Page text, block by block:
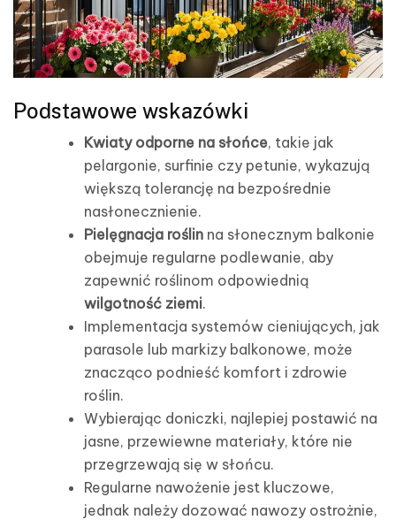
Podstawowe wskazówki
Kwiaty odporne na słońce, takie jak
pelargonie, surfinie czy petunie, wykazują
większą tolerancję na bezpośrednie
nasłonecznienie.
Pielęgnacja roślin na słonecznym balkonie
obejmuje regularne podlewanie, aby
zapewnić roślinom odpowiednią
wilgotność ziemi.
Implementacja systemów cieniujących, jak
parasole lub markizy balkonowe, może
znacząco podnieść komfort i zdrowie
roślin.
Wybierając doniczki, najlepiej postawić na
jasne, przewiewne materiały, które nie
przegrzewają się w słońcu.
Regularne nawożenie jest kluczowe,
jednak należy dozować nawozy ostrożnie,